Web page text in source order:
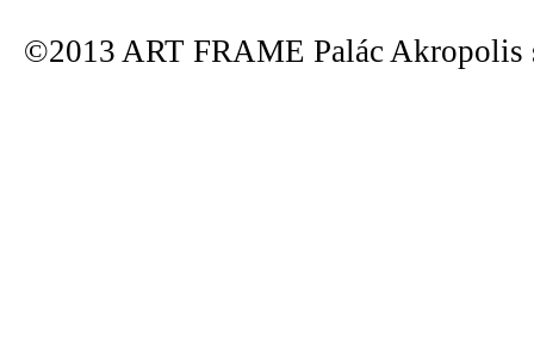
©2013 ART FRAME Palác Akropolis